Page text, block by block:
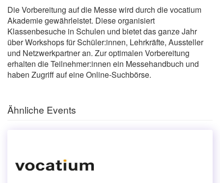
Die Vorbereitung auf die Messe wird durch die vocatium
Akademie gewährleistet. Diese organisiert
Klassenbesuche in Schulen und bietet das ganze Jahr
über Workshops für Schüler:innen, Lehrkräfte, Aussteller
und Netzwerkpartner an. Zur optimalen Vorbereitung
erhalten die Teilnehmer:innen ein Messehandbuch und
haben Zugriff auf eine Online-Suchbörse.
Ähnliche Events